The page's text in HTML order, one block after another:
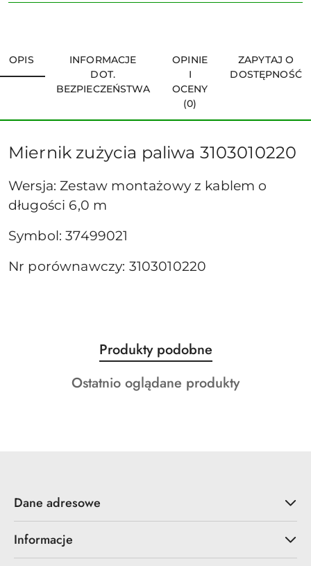
OPIS
INFORMACJE
DOT.
BEZPIECZEŃSTWA
OPINIE
I
OCENY
(0)
ZAPYTAJ O
DOSTĘPNOŚĆ
Miernik zużycia paliwa 3103010220
Wersja: Zestaw montażowy z kablem o
długości 6,0 m
Symbol: 37499021
Nr porównawczy: 3103010220
Pomiń karuzelę produktów
Produkty
o
statusie:
Produkty podobne
Produkty
Ostatnio oglądane produkty
Dane adresowe
Informacje